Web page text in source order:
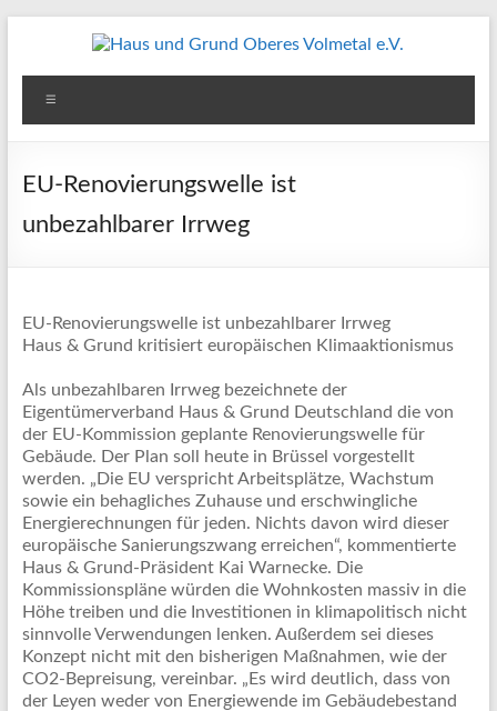
Haus
und
Grund
Oberes
EU-Renovierungswelle ist
unbezahlbarer Irrweg
EU-Renovierungswelle ist unbezahlbarer Irrweg
Haus & Grund kritisiert europäischen Klimaaktionismus
Als unbezahlbaren Irrweg bezeichnete der
Eigentümerverband Haus & Grund Deutschland die von
der EU-Kommission geplante Renovierungswelle für
Gebäude. Der Plan soll heute in Brüssel vorgestellt
werden. „Die EU verspricht Arbeitsplätze, Wachstum
sowie ein behagliches Zuhause und erschwingliche
Energierechnungen für jeden. Nichts davon wird dieser
europäische Sanierungszwang erreichen“, kommentierte
Haus & Grund-Präsident Kai Warnecke. Die
Kommissionspläne würden die Wohnkosten massiv in die
Höhe treiben und die Investitionen in klimapolitisch nicht
sinnvolle Verwendungen lenken. Außerdem sei dieses
Konzept nicht mit den bisherigen Maßnahmen, wie der
CO2-Bepreisung, vereinbar. „Es wird deutlich, dass von
der Leyen weder von Energiewende im Gebäudebestand